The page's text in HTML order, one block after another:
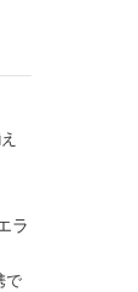
ラ
で